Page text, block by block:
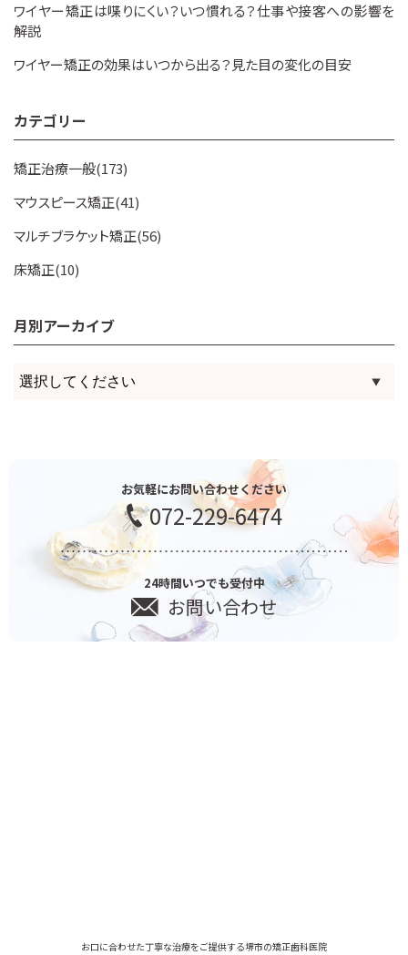
ワイヤー矯正は喋りにくい？いつ慣れる？仕事や接客への影響を
解説
ワイヤー矯正の効果はいつから出る？見た目の変化の目安
カテゴリー
矯正治療一般(173)
マウスピース矯正(41)
マルチブラケット矯正(56)
床矯正(10)
月別アーカイブ
お気軽にお問い合わせください
072-229-6474
24時間いつでも受付中
お問い合わせ
お口に合わせた丁寧な治療をご提供する堺市の矯正歯科医院